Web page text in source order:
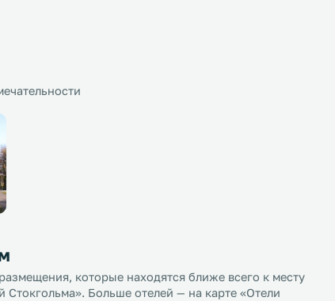
которые находятся ближе всего к месту
Стокгольма». Больше отелей — на карте «Отели